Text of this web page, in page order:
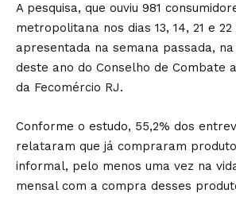
A pesquisa, que ouviu 981
metropolitana nos dias 13, 14, 21 e
apresentada na semana passada,
deste ano do Conselho de Combate
da Fecomércio RJ.
Conforme o estudo, 55,2% dos
relataram que já compraram
informal, pelo menos uma vez na
mensal com a compra desses